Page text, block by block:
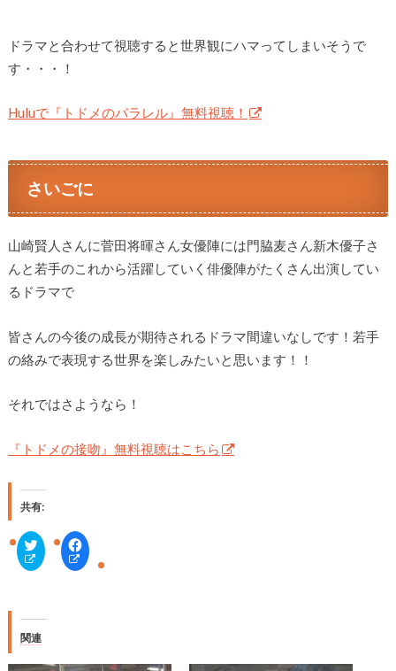
ドラマと合わせて視聴すると世界観にハマってしまいそうで
す・・・！
Huluで『トドメのパラレル』無料視聴！
さいごに
山崎賢人さんに菅田将暉さん女優陣には門脇麦さん新木優子さ
んと若手のこれから活躍していく俳優陣がたくさん出演してい
るドラマで
皆さんの今後の成長が期待されるドラマ間違いなしです！若手
の絡みで表現する世界を楽しみたいと思います！！
それではさようなら！
『トドメの接吻』無料視聴はこちら
共有:
ク
リ
ッ
w
i
t
F
a
c
関連